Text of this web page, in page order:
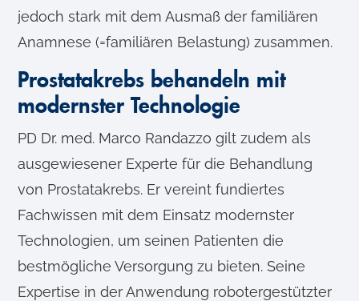
jedoch stark mit dem Ausmaß der familiären
Anamnese (=familiären Belastung) zusammen.
Prostatakrebs behandeln mit
modernster Technologie
PD Dr. med. Marco Randazzo gilt zudem als
ausgewiesener Experte für die Behandlung
von Prostatakrebs. Er vereint fundiertes
Fachwissen mit dem Einsatz modernster
Technologien, um seinen Patienten die
bestmögliche Versorgung zu bieten. Seine
Expertise in der Anwendung robotergestützter